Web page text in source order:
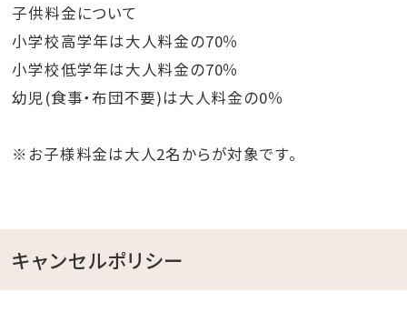
ニティ類・特典は付いておりません。
※お食事代は現地でお支払いください。
子供料金について
小学校高学年は大人料金の70％
小学校低学年は大人料金の70％
幼児(食事・布団不要)は大人料金の0％
※お子様料金は大人2名からが対象です。
キャンセルポリシー